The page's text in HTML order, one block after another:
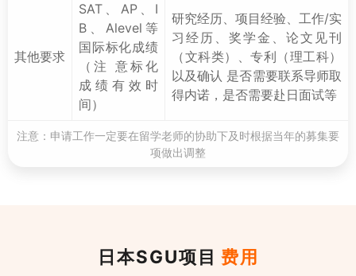
其他要求
SAT、AP、I
B、Alevel等
国际标化成绩
（注 意标化
成绩有效时
间）
研究经历、项目经验、工作/实
习经历、奖学金、论文见刊
（文科类）、专利（理工科）
以及确认 是否需要联系导师取
得内诺，是否需要赴日面试等
注意：申请工作一定要在留学老师的协助下及时根据当年的募集要
项做出调整
日本SGU项目 费用